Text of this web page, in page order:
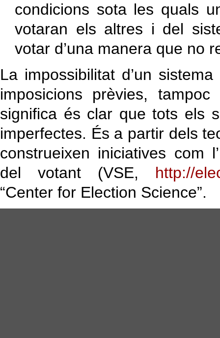
condicions sota les quals
votaran els altres i del
votar d’una manera que no
La impossibilitat d’un
imposicions prèvies,
significa és clar que tots els
imperfectes. És a partir dels
construeixen iniciatives com
del votant (VSE, http://
“Center for Election Science”.